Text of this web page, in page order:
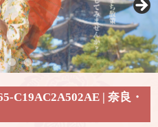
C19AC2A502AE | 奈良・